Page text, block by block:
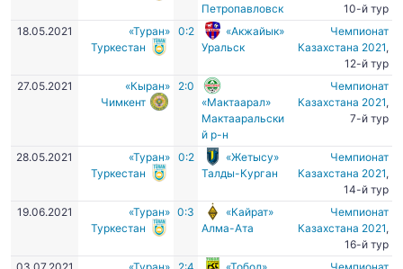
Петропавловск
10-й тур
18.05.2021
«Туран»
Туркестан
0:2
«Акжайык»
Уральск
Чемпионат
Казахстана 2021,
12-й тур
27.05.2021
«Кыран»
Чимкент
2:0
«Мактаарал»
Мактааральски
й р-н
Чемпионат
Казахстана 2021,
7-й тур
28.05.2021
«Туран»
Туркестан
0:2
«Жетысу»
Талды-Курган
Чемпионат
Казахстана 2021,
14-й тур
19.06.2021
«Туран»
Туркестан
0:3
«Кайрат»
Алма-Ата
Чемпионат
Казахстана 2021,
16-й тур